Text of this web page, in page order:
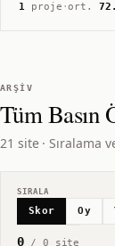
1proje ·ort.
ARŞIV
TümBasın
21 site · Sıralama
SIRALA
Skor Oy
0/ 0 site